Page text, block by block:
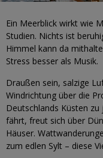
Ein Meerblick wirkt wie
Studien. Nichts ist
Himmel kann da
Stress besser als Musik.
Draußen sein, salzige
Windrichtung über die
Deutschlands Küsten zu
fährt, freut sich über
Häuser.
zum edlen Sylt – diese